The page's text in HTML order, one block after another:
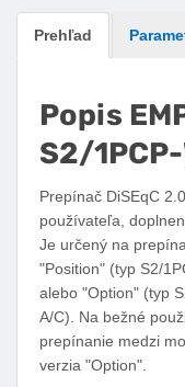
Prehľad
Popis
S2/1PCP-
Prepínač DiSEqC
používateľa,
Je určený na
"Position" (typ S2/
alebo "Option" (typ
A/C). Na bežné
prepínanie medzi
verzia "Option".